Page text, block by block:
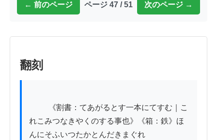
← 前のページ ページ 47 / 51 次のページ →
翻刻
れこみつなきやくのする事也》《箱：鉄》ほ
んにそふいつたかとんだきまぐれ